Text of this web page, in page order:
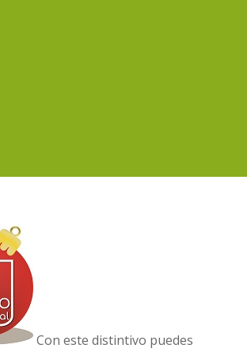
Con este distintivo puedes